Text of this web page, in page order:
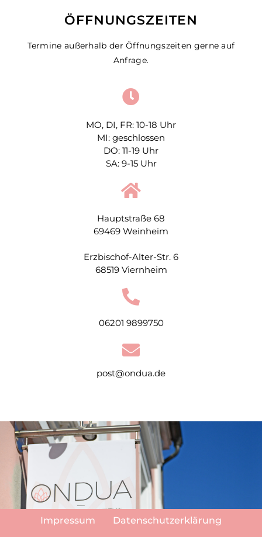
ÖFFNUNGSZEITEN
Termine außerhalb der Öffnungszeiten gerne auf
Anfrage.
MO, DI, FR: 10-18 Uhr
MI: geschlossen
DO: 11-19 Uhr
SA: 9-15 Uhr
Hauptstraße 68
69469 Weinheim
Erzbischof-Alter-Str. 6
68519 Viernheim
06201 9899750
post@ondua.de
Impressum Datenschutzerklärung